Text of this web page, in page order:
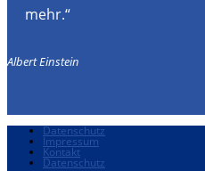
mehr.“
Albert Einstein
Datenschutz
Impressum
Kontakt
Datenschutz